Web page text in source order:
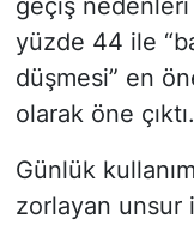
yüzde 44 ile
düşmesi” en
olarak öne çıktı.
Günlük
zorlayan unsur